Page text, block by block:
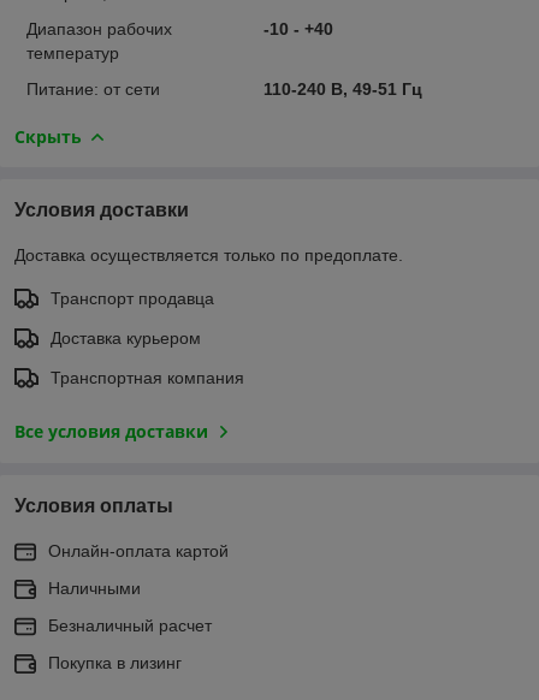
Диапазон рабочих
температур
-10 - +40
Питание: от сети 110-240 В, 49-51 Гц
Скрыть
Условия доставки
Доставка осуществляется только по предоплате.
Транспорт продавца
Доставка курьером
Транспортная компания
Все условия доставки
Условия оплаты
Онлайн-оплата картой
Наличными
Безналичный расчет
Покупка в лизинг